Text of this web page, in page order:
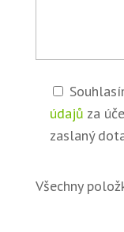
údajů za
zaslaný
Všechny